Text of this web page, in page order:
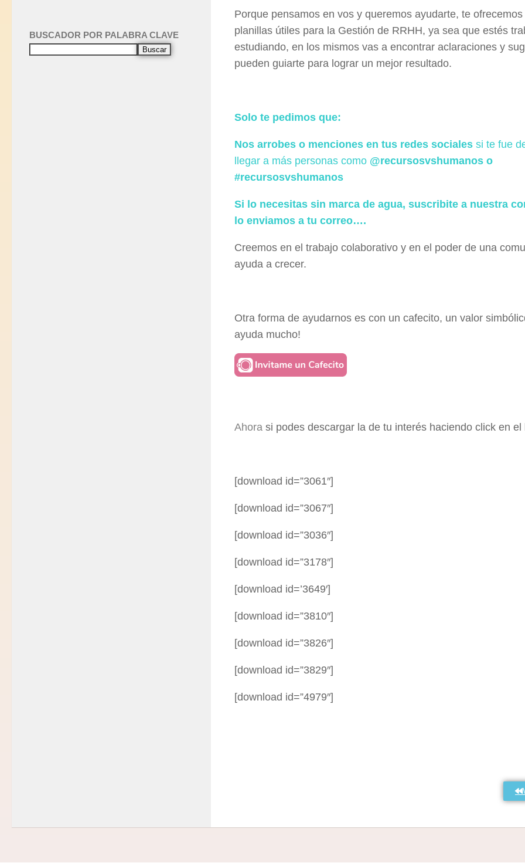
Porque pensamos en vos y queremos ayudarte, te
planillas útiles para la Gestión de RRHH, ya sea que estés
estudiando, en los mismos vas a encontrar aclaraciones y
pueden guiarte para lograr un mejor resultado.
Solo te pedimos que:
Nos arrobes o menciones en tus redes sociales si te fue
llegar a más personas como @recursosvshumanos o
#recursosvshumanos
Si lo necesitas sin marca de agua, suscribite a nuestra
lo enviamos a tu correo….
Creemos en el trabajo colaborativo y en el poder de una
ayuda a crecer.
Otra forma de ayudarnos es con un cafecito, un valor
ayuda mucho!
Ahora si podes descargar la de tu interés haciendo click en el
[download id=”3061″]
[download id=”3067″]
[download id=”3036″]
[download id=”3178″]
[download id=’3649′]
[download id=”3810″]
[download id=”3826″]
[download id=”3829″]
[download id=”4979″]
BUSCADOR POR PALABRA CLAVE
Buscar